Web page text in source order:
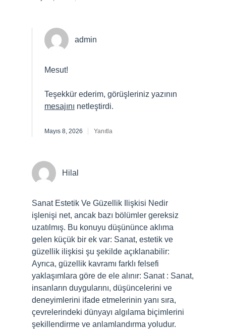
admin
Mesut!
Teşekkür ederim, görüşleriniz yazının
mesajını netleştirdi.
Mayıs 8, 2026 Yanıtla
Hilal
Sanat Estetik Ve Güzellik Ilişkisi Nedir
işlenişi net, ancak bazı bölümler gereksiz
uzatılmış. Bu konuyu düşününce aklıma
gelen küçük bir ek var: Sanat, estetik ve
güzellik ilişkisi şu şekilde açıklanabilir:
Ayrıca, güzellik kavramı farklı felsefi
yaklaşımlara göre de ele alınır: Sanat : Sanat,
insanların duygularını, düşüncelerini ve
deneyimlerini ifade etmelerinin yanı sıra,
çevrelerindeki dünyayı algılama biçimlerini
şekillendirme ve anlamlandırma yoludur.